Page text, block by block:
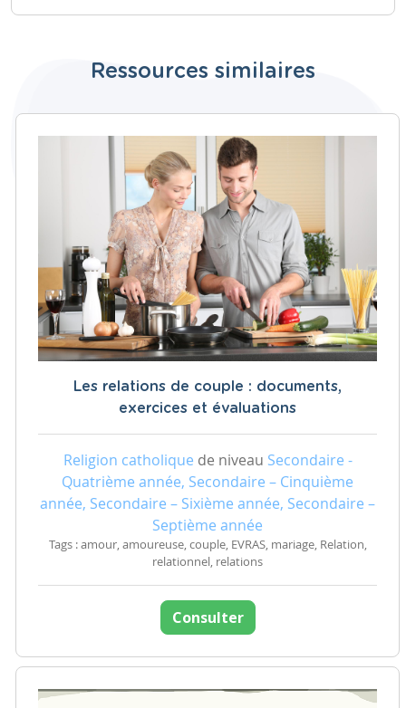
Ressources similaires
Les relations de couple : documents,
exercices et évaluations
Religion catholique de niveau Secondaire -
Quatrième année, Secondaire – Cinquième
année, Secondaire – Sixième année, Secondaire –
Septième année
Tags : amour, amoureuse, couple, EVRAS, mariage, Relation,
relationnel, relations
Consulter